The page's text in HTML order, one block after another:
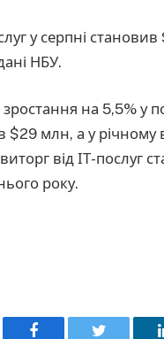
у серпні
НБУ.
зростання на 5,5% у
млн, а у річному
від ІТ-
року.
Facebook Twitter